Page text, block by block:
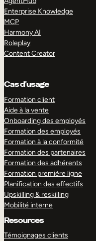
Enterprise Knowledge
MCP
Harmony AI
Roleplay
Content Creator
Cas d’usage
Formation client
Aide à la vente
Onboarding des employés
Formation des employés
Formation à la conformité
Formation des partenaires
Formation des adhérents
Formation première ligne
Planification des effectifs
Upskilling & reskilling
Mobilité interne
Resources
Témoignages clients